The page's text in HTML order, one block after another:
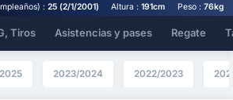
: 25 (2/1/2001) Altura :191cm Peso : 76kg
Tiros Asistencias y pases Regate
2023/2024 2022/2023